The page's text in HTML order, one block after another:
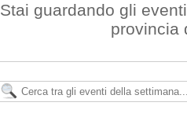
Stai guardando gli
provincia